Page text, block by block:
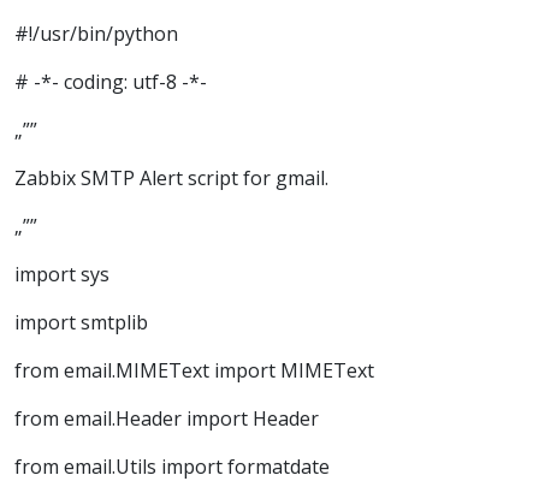
#!/usr/bin/python
# -*- coding: utf-8 -*-
„””
Zabbix SMTP Alert script for gmail.
„””
import sys
import smtplib
from email.MIMEText import MIMEText
from email.Header import Header
from email.Utils import formatdate